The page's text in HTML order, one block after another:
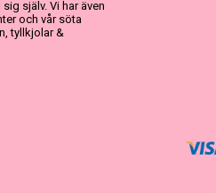
själv. Vi har även
och vår söta
tyllkjolar &